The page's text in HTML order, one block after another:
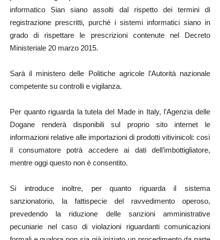
informatico Sian siano assolti dal rispetto dei termini di
registrazione prescritti, purché i sistemi informatici siano in
grado di rispettare le prescrizioni contenute nel Decreto
Ministeriale 20 marzo 2015.
Sarà il ministero delle Politiche agricole l’Autorità nazionale
competente su controlli e vigilanza.
Per quanto riguarda la tutela del Made in Italy, l’Agenzia delle
Dogane renderà disponibili sul proprio sito internet le
informazioni relative alle importazioni di prodotti vitivinicoli: così
il consumatore potrà accedere ai dati dell’imbottigliatore,
mentre oggi questo non è consentito.
Si introduce inoltre, per quanto riguarda il sistema
sanzionatorio, la fattispecie del ravvedimento operoso,
prevedendo la riduzione delle sanzioni amministrative
pecuniarie nel caso di violazioni riguardanti comunicazioni